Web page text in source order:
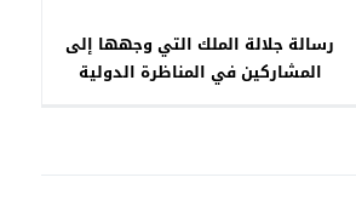
رسالة جلالة الملك التي وجهها إلى
المشاركين في المناظرة الدولية